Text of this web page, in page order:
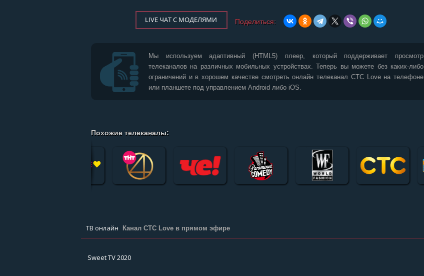
Поделиться:
Мы используем адаптивный (HTML5) плеер, который поддерживает просмотр
телеканалов на различных мобильных устройствах. Теперь вы можете без каких-либо
ограничений и в хорошем качестве смотреть онлайн телеканал СТС Love на телефоне
или планшете под управлением Android либо iOS.
Похожие телеканалы:
ТВ онлайн Канал СТС Love в прямом эфире
Sweet TV 2020